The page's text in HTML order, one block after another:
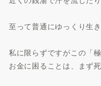
至って普通にゆっくり生き
私に限らずですがこの「
お金に困ることは、まず